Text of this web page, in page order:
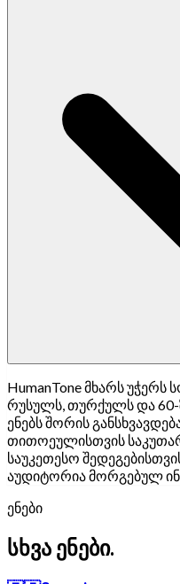
HumanTone მხარს უჭერს
რუსულს, თურქულს და 60-
ენებს შორის
თითოეულისთვის საკუთარ
საუკეთესო
აუდიტორია მორგებულ
ენები
სხვა ენები.